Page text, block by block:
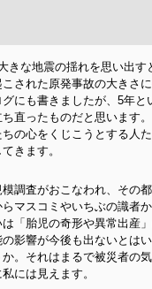
きな地震の揺れを思い出
された原発事故の大きさ
にも書きましたが、5年と
直ったものだと思います
の心をくじこうとする人
きます。
調査がおこなわれ、その
マスコミやいちぶの識者
「胎児の奇形や異常出産
影響が今後も出ないとは
。それはまるで被災者の
には見えます。